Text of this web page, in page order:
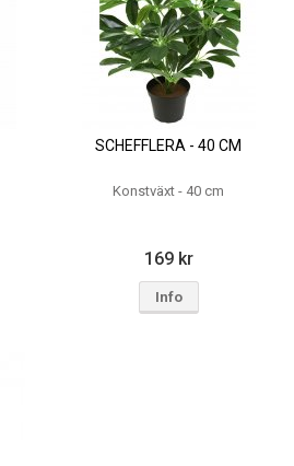
SCHEFFLERA - 40 CM
Konstväxt - 40 cm
169 kr
Info